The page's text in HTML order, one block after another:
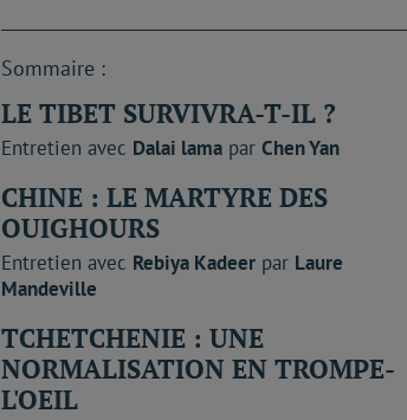
Sommaire :
LE TIBET SURVIVRA-T-IL ?
Entretien avec Dalai lama par ChenYan
CHINE : LE MARTYRE DES
OUIGHOURS
Entretien avec Rebiya Kadeer par Laure
Mandeville
TCHETCHENIE : UNE
NORMALISATION EN TROMPE-
L'OEIL